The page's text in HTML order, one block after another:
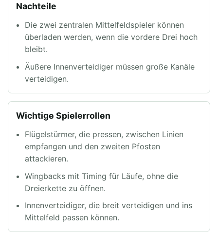
Nachteile
Die zwei zentralen Mittelfeldspieler können
überladen werden, wenn die vordere Drei hoch
bleibt.
Äußere Innenverteidiger müssen große Kanäle
verteidigen.
Wichtige Spielerrollen
Flügelstürmer, die pressen, zwischen Linien
empfangen und den zweiten Pfosten
attackieren.
Wingbacks mit Timing für Läufe, ohne die
Dreierkette zu öffnen.
Innenverteidiger, die breit verteidigen und ins
Mittelfeld passen können.